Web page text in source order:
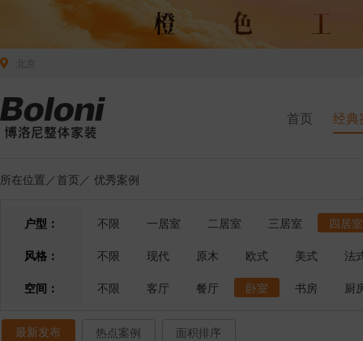
首页 经典
所在位置／首页 ／ 优秀案例
户型： 不限 一居室 二居室 三居室
四居室
风格：
不限 现代 原木 欧式 美式
法
空间：
不限 客厅 餐厅 卧室 书房 厨
最新发布 热点案例 面积排序